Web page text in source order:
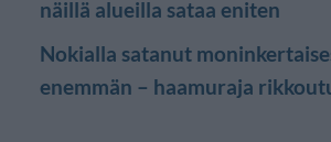
näillä alueilla sataa eniten
Nokialla satanut
enemmän – haamuraja